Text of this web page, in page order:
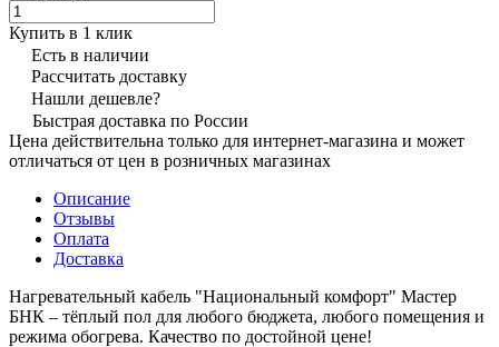
Купить в 1 клик
Есть в наличии
Рассчитать доставку
Нашли дешевле?
Быстрая доставка по России
Цена действительна только для интернет-магазина и может
отличаться от цен в розничных магазинах
Описание
Отзывы
Оплата
Доставка
Нагревательный кабель "Национальный комфорт" Мастер
БНК – тёплый пол для любого бюджета, любого помещения и
режима обогрева. Качество по достойной цене!